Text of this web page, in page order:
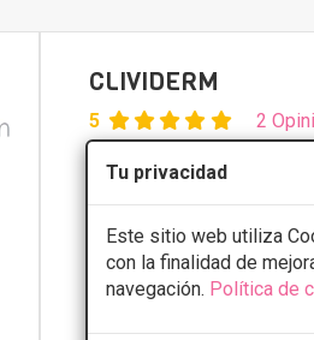
Tu privacidad
Este sitio web utiliza
con la finalidad de
navegación. Política de
CLIVIDERM
5 2
Presupuestos con5% de
CONSULTAR/CITA/